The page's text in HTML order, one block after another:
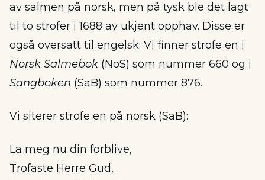
av salmen på norsk, men på tysk ble det lagt
til to strofer i 1688 av ukjent opphav. Disse er
også oversatt til engelsk. Vi finner strofe en i
Norsk Salmebok (NoS) som nummer 660 og i
Sangboken (SaB) som nummer 876.
Vi siterer strofe en på norsk (SaB):
La meg nu din forblive,
Trofaste Herre Gud,